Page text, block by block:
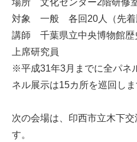
場所 文化センター2階研修
対象 一般 各回20人（先着
講師 千葉県立中央博物館
上席研究員
※平成31年3月までに全パネ
ネル展示は15カ所を巡回しま
次の会場は、印西市立木下
す。